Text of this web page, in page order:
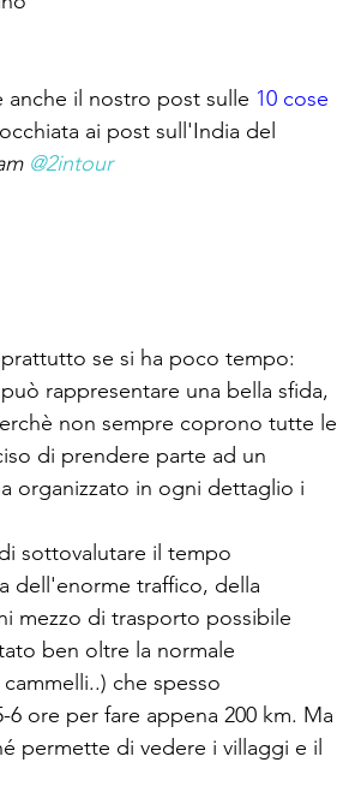
il nostro post sulle 10 cose
ai post sull'India del
@2intour
rappresentare una bella sfida,
non sempre coprono tutte le
di prendere parte ad un
organizzato in ogni dettaglio i
sottovalutare il tempo
dell'enorme traffico, della
mezzo di trasporto possibile
ben oltre la normale
che spesso
ore per fare appena 200 km. Ma
permette di vedere i villaggi e il